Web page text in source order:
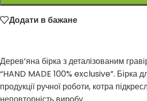
Додати в бажане
Дерев’яна бірка з деталізованим
“HAND MADE 100% exclusive”. Бірка
продукції ручної роботи, котра